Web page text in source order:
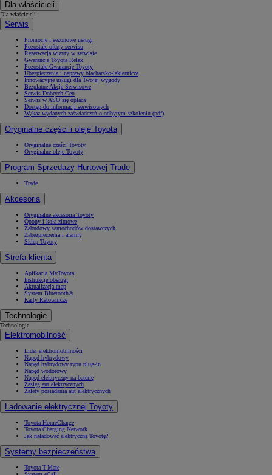
Dla właścicieli
Dla właścicieli
Serwis
Promocje i sezonowe usługi
Pozostałe oferty serwisu
Rezerwacja wizyty w serwisie
Gwarancja Toyota Relax
Pozostałe Gwarancje Toyoty
Ubezpieczenia i naprawy blacharsko-lakiernicze
Innowacyjne usługi dla Twojej wygody
Bezpłatne Akcje Serwisowe
Serwis Dobrych Cen
Serwis w ASO się opłaca
Dostęp do informacji serwisowych
Wykaz wydanych zaświadczeń o odbytym szkoleniu (pdf)
Oryginalne części i oleje Toyota
Oryginalne części Toyoty
Oryginalne oleje Toyoty
Program Sprzedaży Hurtowej Trade
Trade
Akcesoria
Oryginalne akcesoria Toyoty
Opony i koła zimowe
Zabudowy samochodów dostawczych
Zabezpieczenia i alarmy
Sklep Toyoty
Strefa klienta
Aplikacja MyToyota
Instrukcje obsługi
Aktualizacja map
System Bluetooth®
Karty Ratownicze
Technologie
Technologie
Elektromobilność
Lider elektromobilności
Napęd hybrydowy
Napęd hybrydowy typu plug-in
Napęd wodorowy
Napęd elektryczny na baterię
Zasięg aut elektrycznych
Zalety posiadania aut elektrycznych
Ładowanie elektrycznej Toyoty
Toyota HomeCharge
Toyota Charging Network
Jak naładować elektryczną Toyotę?
Systemy bezpieczeństwa
Toyota T-Mate